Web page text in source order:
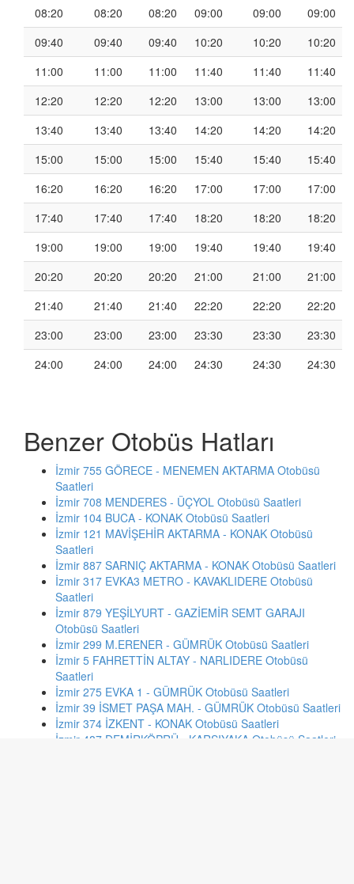
08:20
08:20 08:20 09:00 09:00
09:00
09:40
09:40 09:40 10:20 10:20
10:20
11:00
11:00 11:00 11:40 11:40
11:40
12:20
12:20 12:20 13:00 13:00
13:00
13:40
13:40 13:40 14:20 14:20
14:20
15:00
15:00 15:00 15:40 15:40
15:40
16:20
16:20 16:20 17:00 17:00
17:00
17:40
17:40 17:40 18:20 18:20
18:20
19:00
19:00 19:00 19:40 19:40
19:40
20:20
20:20 20:20 21:00 21:00
21:00
21:40
21:40 21:40 22:20 22:20
22:20
23:00
23:00 23:00 23:30 23:30
23:30
24:00
24:00 24:00 24:30 24:30 24:30
Benzer Otobüs Hatları
İzmir 755 GÖRECE - MENEMEN AKTARMA Otobüsü
Saatleri
İzmir 708 MENDERES - ÜÇYOL Otobüsü Saatleri
İzmir 104 BUCA - KONAK Otobüsü Saatleri
İzmir 121 MAVİŞEHİR AKTARMA - KONAK Otobüsü
Saatleri
İzmir 887 SARNIÇ AKTARMA - KONAK Otobüsü Saatleri
İzmir 317 EVKA3 METRO - KAVAKLIDERE Otobüsü
Saatleri
İzmir 879 YEŞİLYURT - GAZİEMİR SEMT GARAJI
Otobüsü Saatleri
İzmir 299 M.ERENER - GÜMRÜK Otobüsü Saatleri
İzmir 5 FAHRETTİN ALTAY - NARLIDERE Otobüsü
Saatleri
İzmir 275 EVKA 1 - GÜMRÜK Otobüsü Saatleri
İzmir 39 İSMET PAŞA MAH. - GÜMRÜK Otobüsü Saatleri
İzmir 374 İZKENT - KONAK Otobüsü Saatleri
İzmir 487 DEMİRKÖPRÜ - KARŞIYAKA Otobüsü Saatleri